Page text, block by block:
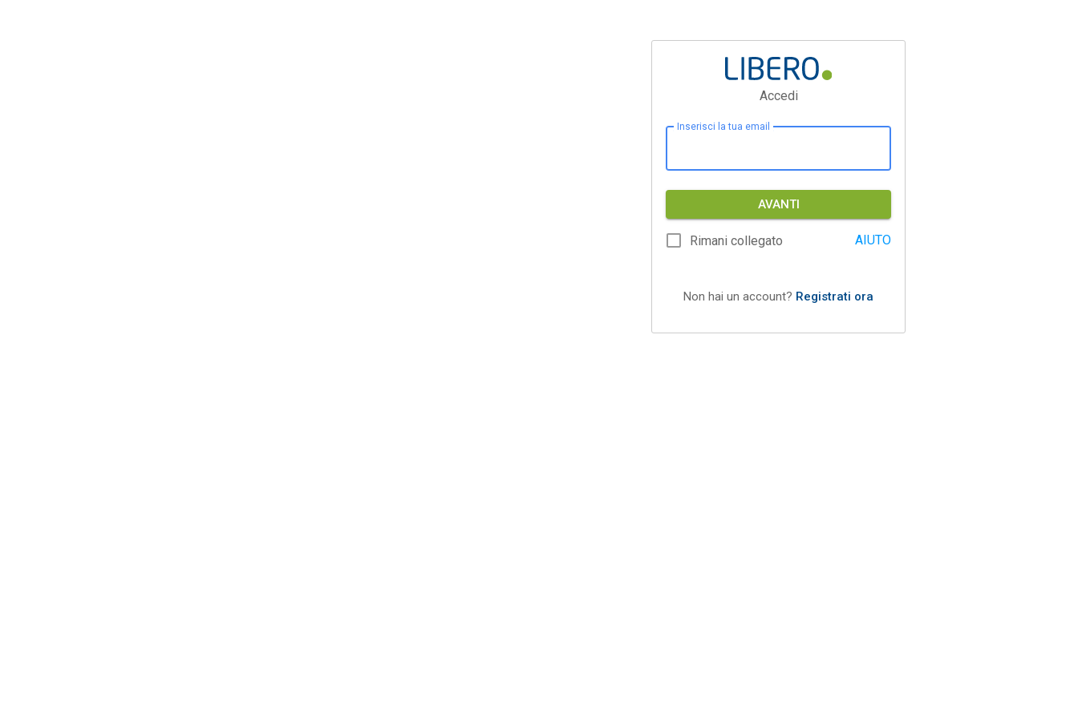
Accedi
Inserisci la tua email
AVANTI
Rimani collegato AIUTO
Non hai un account? Registrati ora